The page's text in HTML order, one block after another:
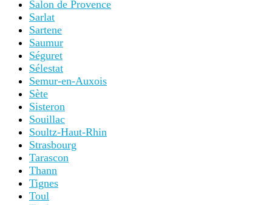
Salon de Provence
Sarlat
Sartene
Saumur
Séguret
Sélestat
Semur-en-Auxois
Sète
Sisteron
Souillac
Soultz-Haut-Rhin
Strasbourg
Tarascon
Thann
Tignes
Toul